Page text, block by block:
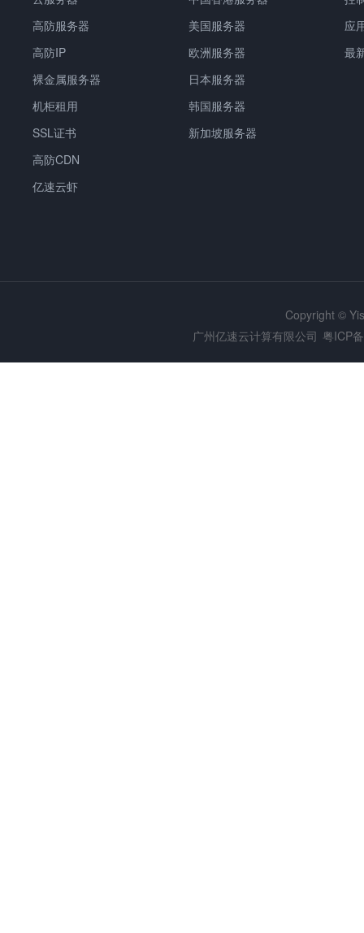
高防服务器
高防IP
裸金属服务器
机柜租用
SSL证书
高防CDN
亿速云虾
美国服务器
欧洲服务器
日本服务器
韩国服务器
新加坡服务器
应
最
Copyright ©
广州亿速云计算有限公司 粤ICP